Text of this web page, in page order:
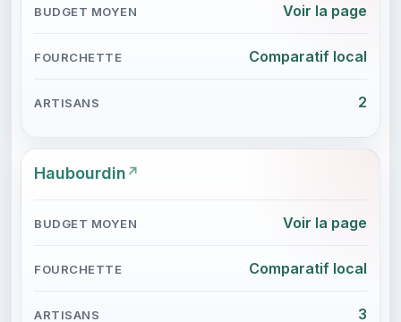
Voir la page
Comparatif local
2
Haubourdin
Voir la page
Comparatif local
3